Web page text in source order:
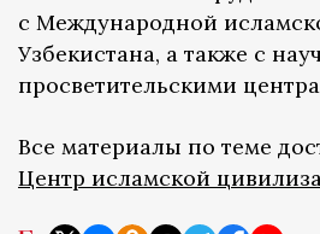
с Международной
Узбекистана, а также с
просветительскими
Все материалы по теме
Центр исламской